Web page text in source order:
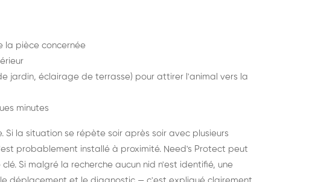
la pièce concernée
jardin, éclairage de terrasse) pour attirer l'animal vers la
minutes
Si la situation se répète soir après soir avec plusieurs
probablement installé à proximité. Need's Protect peut
Si malgré la recherche aucun nid n'est identifié, une